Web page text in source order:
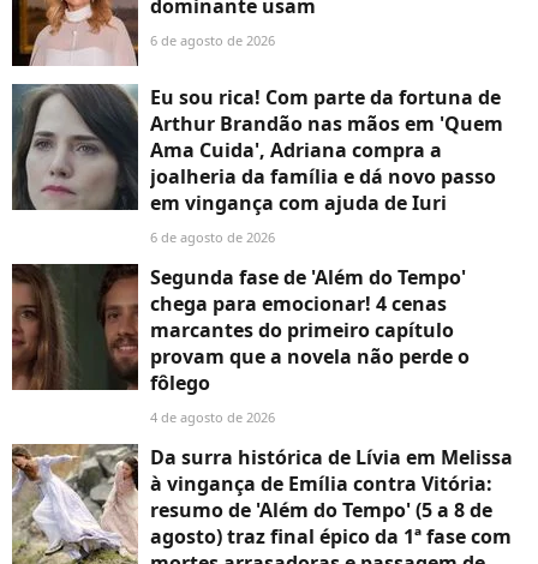
dominante usam
6 de agosto de 2026
Eu sou rica! Com parte da fortuna de
Arthur Brandão nas mãos em 'Quem
Ama Cuida', Adriana compra a
joalheria da família e dá novo passo
em vingança com ajuda de Iuri
6 de agosto de 2026
Segunda fase de 'Além do Tempo'
chega para emocionar! 4 cenas
marcantes do primeiro capítulo
provam que a novela não perde o
fôlego
4 de agosto de 2026
Da surra histórica de Lívia em Melissa
à vingança de Emília contra Vitória:
resumo de 'Além do Tempo' (5 a 8 de
agosto) traz final épico da 1ª fase com